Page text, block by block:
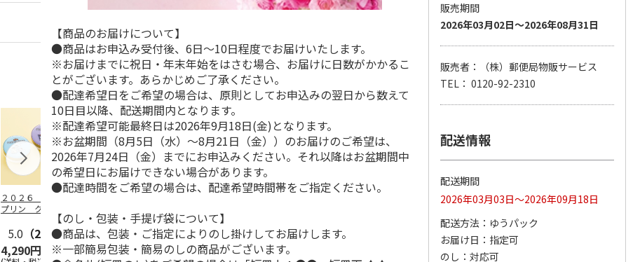
２０２６ ポムポム
プリン クッション
ファンデーション３
個セ…
5.0 （2）
4,290円
ハローキティ スキ
ト
5.0（4）
2,670円
〈ソロソロ〉パーフ
６本
4.8（16）
9,800円
ハローキティ クッ
4,290円
〈ソロソロ〉パーフ
２本
4.8 （12）
3,980円
〈ソロソロ〉アクア
【商品のお届けについて】
●商品はお申込み受付後、6日～10日程度でお届けいたします。
※お届けまでに祝日・年末年始をはさむ場合、お届けに日数がかかるこ
とがございます。あらかじめご了承ください。
●配達希望日をご希望の場合は、原則としてお申込みの翌日から数えて
10日目以降、配送期間内となります。
※配達希望可能最終日は2026年9月18日(金)となります。
※お盆期間（8月5日（水）～8月21日（金））のお届けのご希望は、
2026年7月24日（金）までにお申込みください。それ以降はお盆期間中
の希望日にお届けできない場合があります。
●配達時間をご希望の場合は、配達希望時間帯をご指定ください。
【のし・包装・手提げ袋について】
●商品は、包装・ご指定によりのし掛けしてお届けします。
※一部簡易包装・簡易のしの商品がございます。
販売期間
2026年03月02日～2026年08月31日
販売者：（株）郵便局物販サービス
TEL： 0120-92-2310
配送情報
配送期間
2026年03月03日～2026年09月18日
配送方法
ゆうパック
お届け日
指定可
のし
対応可